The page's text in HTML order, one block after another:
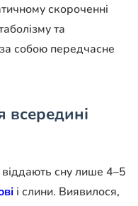
скороченні
та
собою передчасне
всередині
сну лише 4–5
і слини. Виявилося,